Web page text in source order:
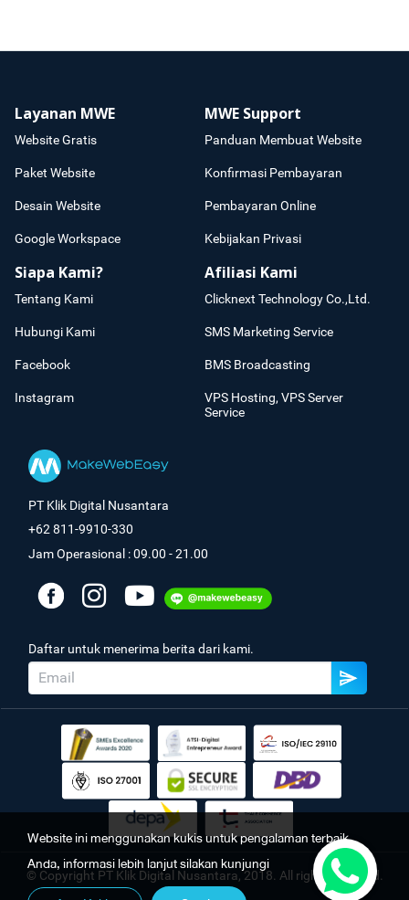
Layanan MWE
Website Gratis
Paket Website
Desain Website
Google Workspace
MWE Support
Panduan Membuat Website
Konfirmasi Pembayaran
Pembayaran Online
Kebijakan Privasi
Siapa Kami?
Tentang Kami
Hubungi Kami
Facebook
Instagram
Afiliasi Kami
Clicknext Technology Co.,Ltd.
SMS Marketing Service
BMS Broadcasting
VPS Hosting, VPS Server
Service
PT Klik Digital Nusantara
+62 811-9910-330
Jam Operasional : 09.00 - 21.00
Daftar untuk menerima berita dari kami.
© Copyright PT Klik Digital Nusantara, 2018. All rights reserved.
Website ini menggunakan kukis untuk pengalaman terbaik
Anda, informasi lebih lanjut silakan kunjungi